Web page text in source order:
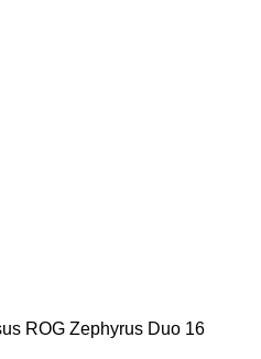
ROG Zephyrus Duo 16